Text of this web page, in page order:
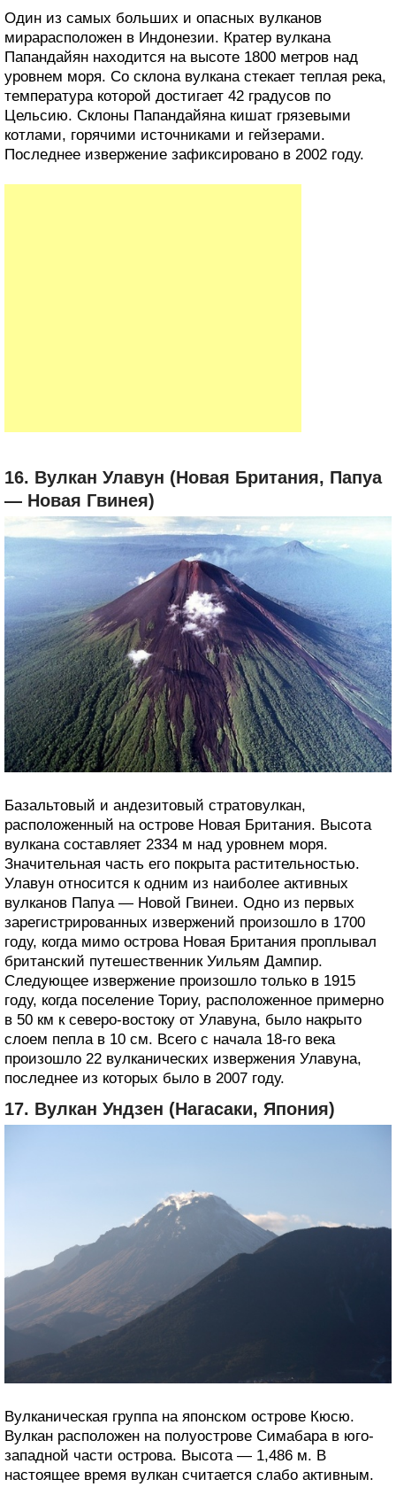
Один из самых больших и опасных вулканов
мирарасположен в Индонезии. Кратер вулкана
Папандайян находится на высоте 1800 метров над
уровнем моря. Со склона вулкана стекает теплая река,
температура которой достигает 42 градусов по
Цельсию. Склоны Папандайяна кишат грязевыми
котлами, горячими источниками и гейзерами.
Последнее извержение зафиксировано в 2002 году.
16. Вулкан Улавун (Новая Британия, Папуа
— Новая Гвинея)
Базальтовый и андезитовый стратовулкан,
расположенный на острове Новая Британия. Высота
вулкана составляет 2334 м над уровнем моря.
Значительная часть его покрыта растительностью.
Улавун относится к одним из наиболее активных
вулканов Папуа — Новой Гвинеи. Одно из первых
зарегистрированных извержений произошло в 1700
году, когда мимо острова Новая Британия проплывал
британский путешественник Уильям Дампир.
Следующее извержение произошло только в 1915
году, когда поселение Ториу, расположенное примерно
в 50 км к северо-востоку от Улавуна, было накрыто
слоем пепла в 10 см. Всего с начала 18-го века
произошло 22 вулканических извержения Улавуна,
последнее из которых было в 2007 году.
17. Вулкан Ундзен (Нагасаки, Япония)
Вулканическая группа на японском острове Кюсю.
Вулкан расположен на полуострове Симабара в юго-
западной части острова. Высота — 1,486 м. В
настоящее время вулкан считается слабо активным.